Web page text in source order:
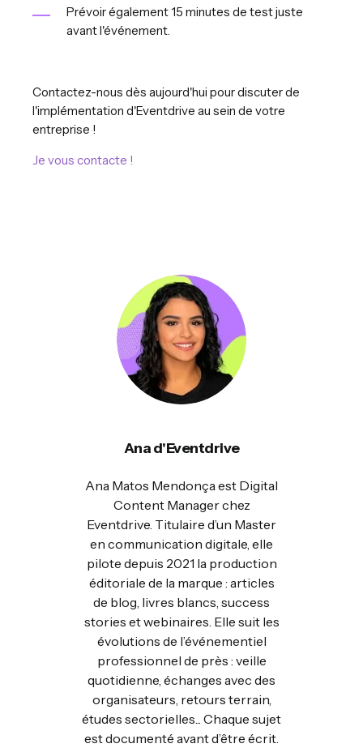
Prévoir également 15 minutes de test juste
avant l'événement.
Contactez-nous dès aujourd'hui pour discuter de
l'implémentation d'Eventdrive au sein de votre
entreprise !
Je vous contacte !
Ana d'Eventdrive
Ana Matos Mendonça est Digital
Content Manager chez
Eventdrive. Titulaire d’un Master
en communication digitale, elle
pilote depuis 2021 la production
éditoriale de la marque : articles
de blog, livres blancs, success
stories et webinaires. Elle suit les
évolutions de l’événementiel
professionnel de près : veille
quotidienne, échanges avec des
organisateurs, retours terrain,
études sectorielles... Chaque sujet
est documenté avant d’être écrit.